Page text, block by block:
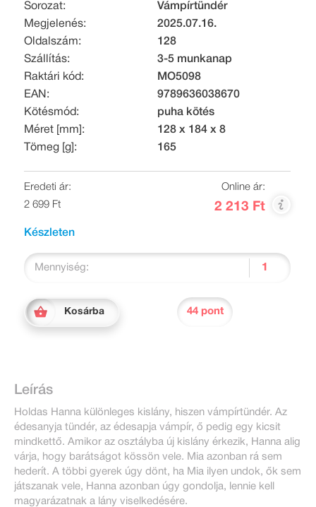
Sorozat:
Vámpírtündér
Megjelenés:
2025.07.16.
Oldalszám:
128
Szállítás:
3-5 munkanap
Raktári kód:
MO5098
EAN:
9789636038670
Kötésmód:
puha kötés
Méret [mm]:
128 x 184 x 8
Tömeg [g]:
165
Eredeti ár:
2 699 Ft
Online ár:
2 213 Ft
Készleten
Mennyiség:
Kosárba 44 pont
Leírás
Holdas Hanna különleges kislány, hiszen vámpírtündér. Az
édesanyja tündér, az édesapja vámpír, ő pedig egy kicsit
mindkettő. Amikor az osztályba új kislány érkezik, Hanna alig
várja, hogy barátságot kössön vele. Mia azonban rá sem
hederít. A többi gyerek úgy dönt, ha Mia ilyen undok, ők sem
játszanak vele, Hanna azonban úgy gondolja, lennie kell
magyarázatnak a lány viselkedésére.